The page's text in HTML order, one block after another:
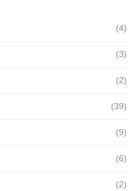
(4)
(3)
(2)
(39)
(9)
(6)
(2)